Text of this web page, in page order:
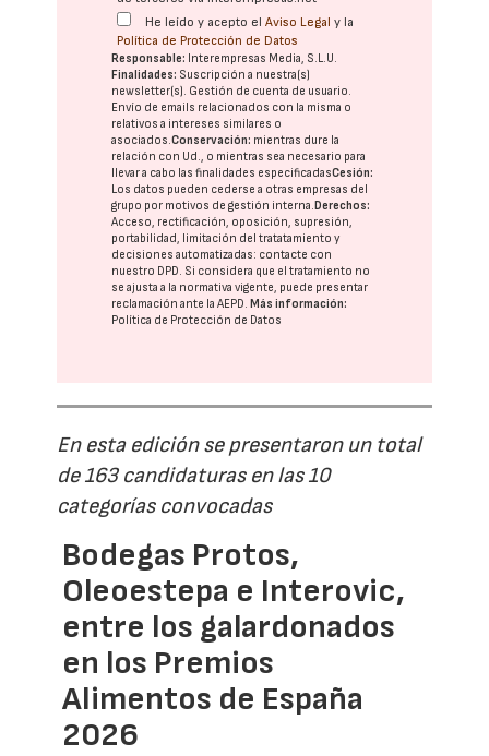
He leído y acepto elAviso Legal y la
Política de Protección de Datos
Responsable: Interempresas Media, S.L.U.
Finalidades: Suscripción a nuestra(s)
newsletter(s). Gestión de cuenta de usuario.
Envío de emails relacionados con la misma o
relativos a intereses similares o
asociados.Conservación: mientras dure la
relación con Ud., o mientras sea necesario para
llevar a cabo las finalidades especificadasCesión:
Los datos pueden cederse a otras empresas del
grupo por motivos de gestión interna.Derechos:
Acceso, rectificación, oposición, supresión,
portabilidad, limitación del tratatamiento y
decisiones automatizadas: contacte con
nuestro DPD. Si considera que el tratamiento no
se ajusta a la normativa vigente, puede presentar
reclamación ante laAEPD.Más información:
Política de Protección de Datos
En esta edición se presentaron un total
de 163 candidaturas en las 10
categorías convocadas
Bodegas Protos,
Oleoestepa e Interovic,
entre los galardonados
en los Premios
Alimentos de España
2026